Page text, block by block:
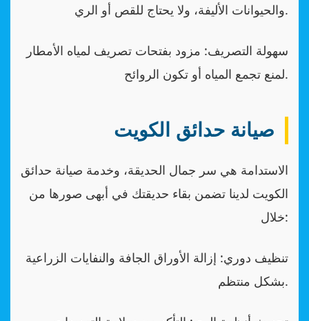
والحيوانات الأليفة، ولا يحتاج للقص أو الري.
سهولة التصريف: مزود بفتحات تصريف لمياه الأمطار
لمنع تجمع المياه أو تكون الروائح.
صيانة حدائق الكويت
الاستدامة هي سر جمال الحديقة، وخدمة صيانة حدائق
الكويت لدينا تضمن بقاء حديقتك في أبهى صورها من
خلال:
تنظيف دوري: إزالة الأوراق الجافة والنفايات الزراعية
بشكل منتظم.